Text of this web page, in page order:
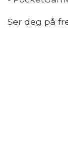
Ser deg på